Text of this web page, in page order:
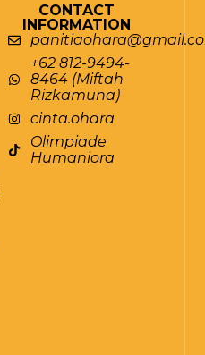
CONTACT
INFORMATION
+62 812-9494-
8464 (Miftah
Rizkamuna)
cinta.ohara
Olimpiade
Humaniora